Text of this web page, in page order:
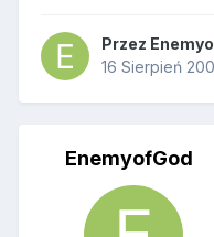
Przez
16 Sierpień
EnemyofGod